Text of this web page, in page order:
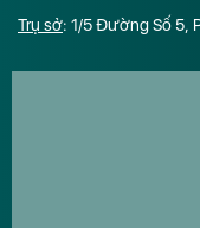
Trụ sở: 1/5 Đường Số 5,